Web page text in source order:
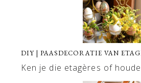
DIY | PAASDECORATIE VAN
Ken je die etagères of